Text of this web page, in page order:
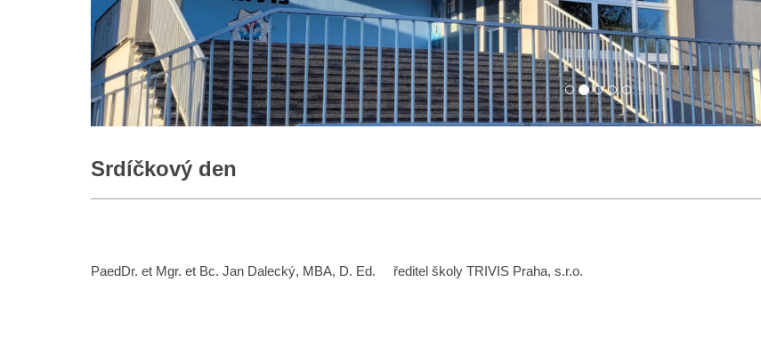
Srdíčkový den
PaedDr. et Mgr. et Bc. Jan Dalecký, MBA, D. Ed. ředitel školy TRIVIS Praha, s.r.o.